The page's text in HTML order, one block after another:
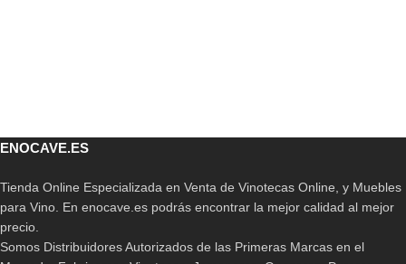
ENOCAVE.ES
Tienda Online Especializada en Venta de Vinotecas Online, y Muebles
para Vino. En enocave.es podrás encontrar la mejor calidad al mejor
precio.
Somos Distribuidores Autorizados de las Primeras Marcas en el